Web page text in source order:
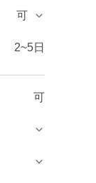
可
2~5日
可